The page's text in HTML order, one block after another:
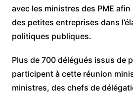
avec les ministres des PME afin
des petites entreprises dans
politiques publiques.
Plus de 700 délégués issus de
participent à cette réunion
ministres, des chefs de